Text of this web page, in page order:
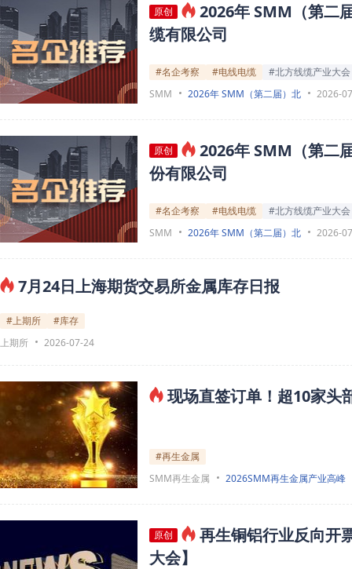
原创
2026年 SMM（第二
缆有限公司
#名企考察 #电线电缆
#北方线缆产业大会
SMM
2026年 SMM（第二届）北 2026-
原创
2026年 SMM（第二
份有限公司
#名企考察 #电线电缆
#北方线缆产业大会
SMM
2026年 SMM（第二届）北 2026-
7月24日上海期货交易所金属库存日报
#上期所
#库存
上期所
2026-07-24
现场直签订单！超10家头
#再生金属
SMM再生金属
2026SMM再生金属产业高峰
原创
再生铜铝行业反向开
大会】